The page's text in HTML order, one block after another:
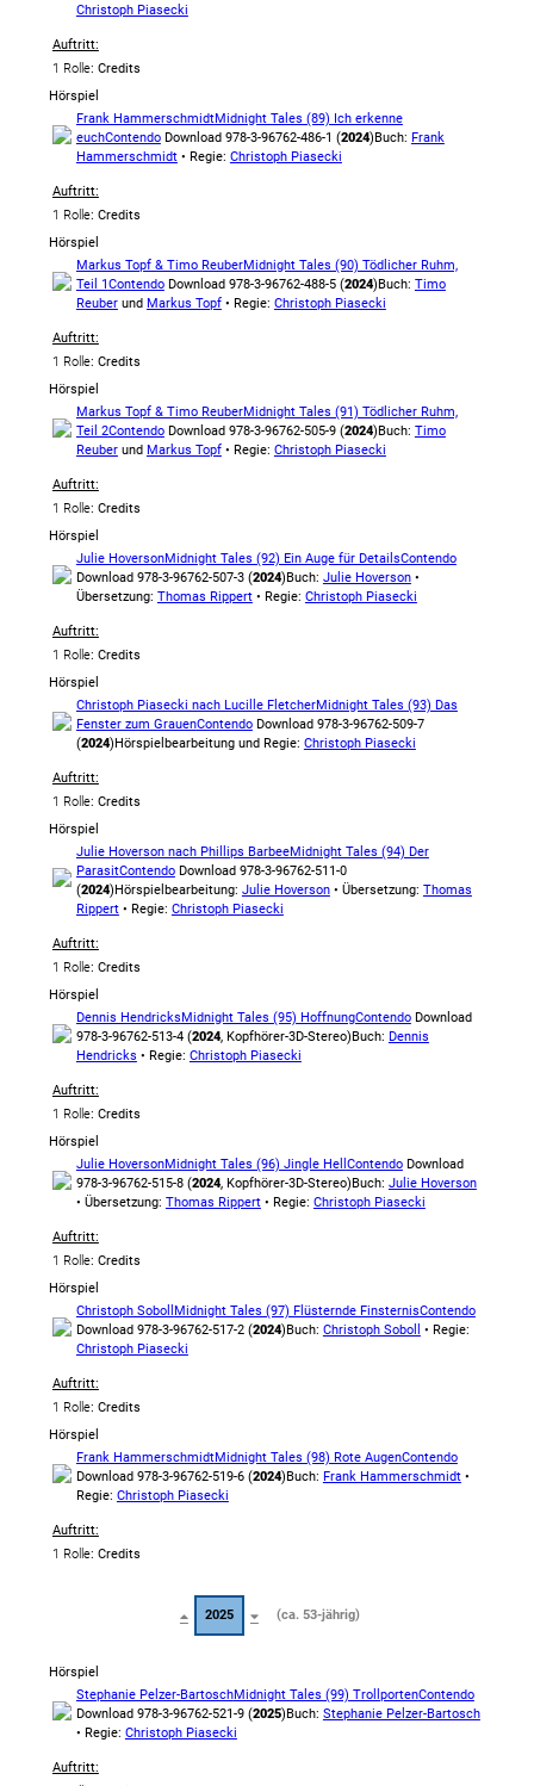
Christoph Piasecki
Auftritt:
1 Rolle: Credits
Hörspiel
Frank HammerschmidtMidnight Tales (89) Ich erkenne
euchContendoDownload 978-3-96762-486-1 (2024)Buch: Frank
Hammerschmidt• Regie: Christoph Piasecki
Auftritt:
1 Rolle: Credits
Hörspiel
Markus Topf & Timo ReuberMidnight Tales (90) Tödlicher Ruhm,
Teil 1ContendoDownload 978-3-96762-488-5 (2024)Buch: Timo
Reuberund Markus Topf• Regie: Christoph Piasecki
Auftritt:
1 Rolle: Credits
Hörspiel
Markus Topf & Timo ReuberMidnight Tales (91) Tödlicher Ruhm,
Teil 2ContendoDownload 978-3-96762-505-9 (2024)Buch: Timo
Reuberund Markus Topf• Regie: Christoph Piasecki
Auftritt:
1 Rolle: Credits
Hörspiel
Julie HoversonMidnight Tales (92) Ein Auge für DetailsContendo
Download 978-3-96762-507-3 (2024)Buch: Julie Hoverson•
Übersetzung: Thomas Rippert• Regie: Christoph Piasecki
Auftritt:
1 Rolle: Credits
Hörspiel
Christoph Piasecki nach Lucille FletcherMidnight Tales (93) Das
Fenster zum GrauenContendoDownload 978-3-96762-509-7
(2024)Hörspielbearbeitung und Regie: Christoph Piasecki
Auftritt:
1 Rolle: Credits
Hörspiel
Julie Hoverson nach Phillips BarbeeMidnight Tales (94) Der
ParasitContendoDownload 978-3-96762-511-0
(2024)Hörspielbearbeitung: Julie Hoverson• Übersetzung: Thomas
Rippert• Regie: Christoph Piasecki
Auftritt:
1 Rolle: Credits
Hörspiel
Dennis HendricksMidnight Tales (95) HoffnungContendoDownload
978-3-96762-513-4 (2024, Kopfhörer-3D-Stereo)Buch: Dennis
Hendricks • Regie: Christoph Piasecki
Auftritt:
1 Rolle: Credits
Hörspiel
Julie HoversonMidnight Tales (96) Jingle Hell ContendoDownload
978-3-96762-515-8 (2024, Kopfhörer-3D-Stereo)Buch: Julie Hoverson
• Übersetzung: Thomas Rippert• Regie: Christoph Piasecki
Auftritt:
1 Rolle: Credits
Hörspiel
Christoph Soboll Midnight Tales (97) Flüsternde FinsternisContendo
Download 978-3-96762-517-2 (2024)Buch: Christoph Soboll
• Regie:
Christoph Piasecki
Auftritt:
1 Rolle: Credits
Hörspiel
Frank HammerschmidtMidnight Tales (98) Rote AugenContendo
Download 978-3-96762-519-6 (2024)Buch: Frank Hammerschmidt•
Regie: Christoph Piasecki
Auftritt:
1 Rolle: Credits
2025 (ca. 53-jährig)
Hörspiel
Stephanie Pelzer-BartoschMidnight Tales (99) TrollportenContendo
Download 978-3-96762-521-9 (2025)Buch: Stephanie Pelzer-Bartosch
• Regie: Christoph Piasecki
Auftritt: